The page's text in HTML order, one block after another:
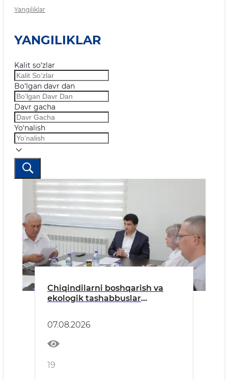
Yangiliklar
YANGILIKLAR
Kalit so‘zlar
Bo‘lgan davr dan
Davr gacha
Yo‘nalish
Chiqindilarni boshqarish va
ekologik tashabbuslar
07.08.2026
19